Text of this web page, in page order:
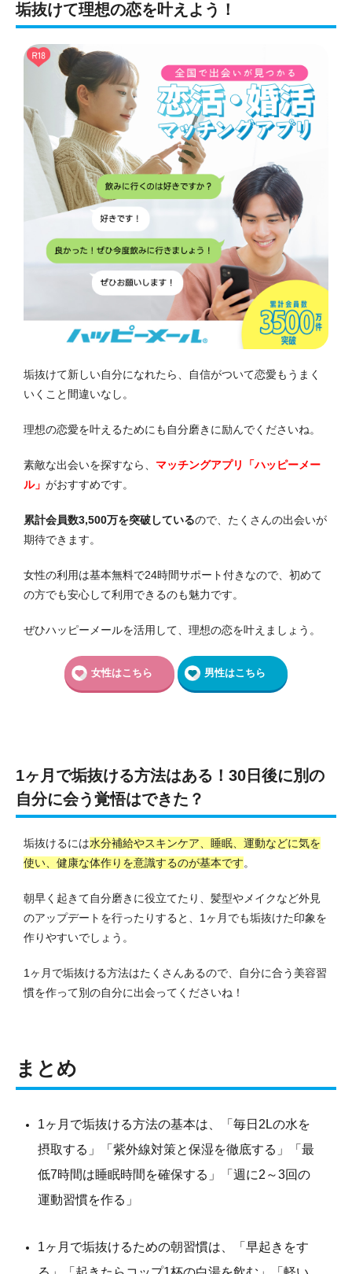
垢抜けて理想の恋を叶えよう！
垢抜けて新しい自分になれたら、自信がついて恋愛もうまく
いくこと間違いなし。
理想の恋愛を叶えるためにも自分磨きに励んでくださいね。
素敵な出会いを探すなら、 マッチングアプリ「ハッピーメー
ル」 がおすすめです。
累計会員数3,500万を突破しているので、たくさんの出会いが
期待できます。
女性の利用は基本無料で24時間サポート付きなので、初めて
の方でも安心して利用できるのも魅力です。
ぜひハッピーメールを活用して、理想の恋を叶えましょう。
女性はこちら 男性はこちら
1ヶ月で垢抜ける方法はある！30日後に別の
自分に会う覚悟はできた？
垢抜けるには水分補給やスキンケア、睡眠、運動などに気を
使い、健康な体作りを意識するのが基本です。
朝早く起きて自分磨きに役立てたり、髪型やメイクなど外見
のアップデートを行ったりすると、1ヶ月でも垢抜けた印象を
作りやすいでしょう。
1ヶ月で垢抜ける方法はたくさんあるので、自分に合う美容習
慣を作って別の自分に出会ってくださいね！
まとめ
1ヶ月で垢抜ける方法の基本は、「毎日2Lの水を
摂取する」「紫外線対策と保湿を徹底する」「最
低7時間は睡眠時間を確保する」「週に2～3回の
運動習慣を作る」
1ヶ月で垢抜けるための朝習慣は、「早起きをす